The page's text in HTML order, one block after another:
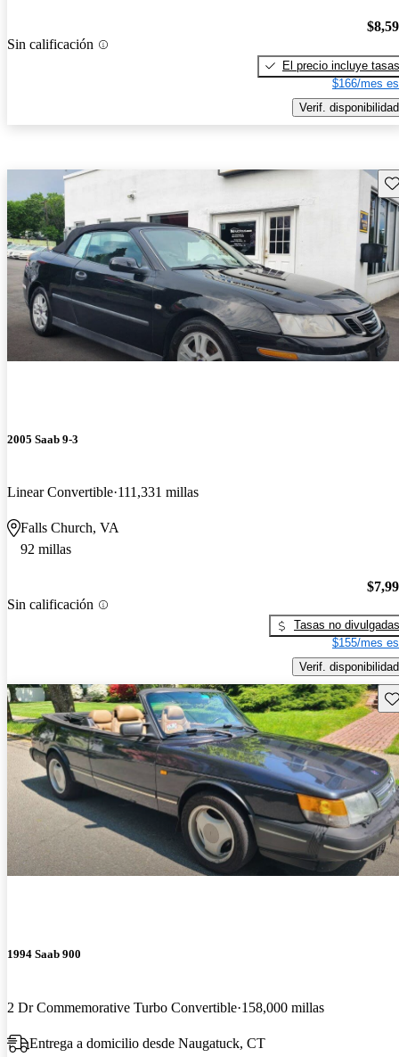
Sin calificación
El precio incluye tasas
$166/mes
Verif. disponibilidad
2005 Saab 9-3
Linear Convertible 111,331 millas
Falls Church, VA
92 millas
Sin calificación
Tasas no divulgadas
$155/mes
Verif. disponibilidad
1994 Saab 900
2 Dr Commemorative Turbo Convertible 158,000 millas
Entrega a domicilio desde Naugatuck, CT